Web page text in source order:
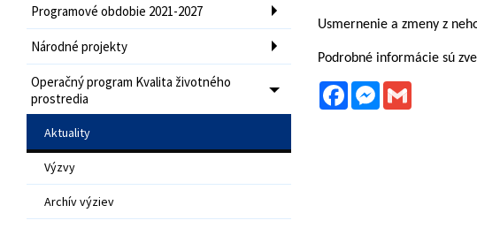
Programové obdobie 2021-2027
Národné projekty
Operačný program Kvalita životného
prostredia
Aktuality
Výzvy
Archív výziev
Usmernenie a zmeny z
Podrobné informácie sú
FacebookMessenger
Gmail